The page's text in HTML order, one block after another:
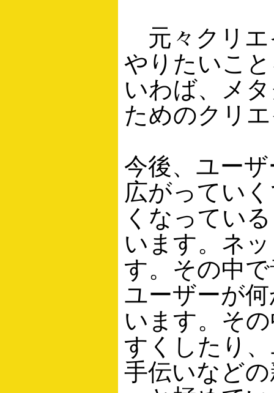
元々クリエ
やりたいこ
いわば、メ
ためのクリ
今後、ユー
広がってい
くなってい
います。ネ
す。その中
ユーザーが
います。そ
すくしたり
手伝いなど